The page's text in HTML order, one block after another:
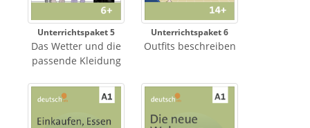
Unterrichtspaket 5
Das Wetter und die
passende Kleidung
Unterrichtspaket 6
Outfits beschreiben